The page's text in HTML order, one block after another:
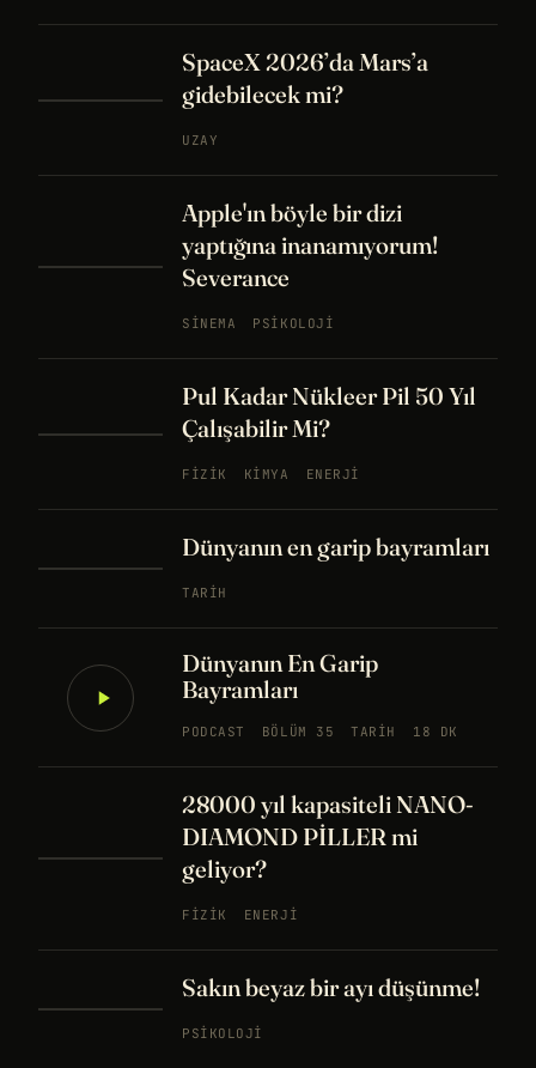
SpaceX 2026’da Mars’a
gidebilecek mi?
UZAY
Apple'ın böyle bir dizi
yaptığına inanamıyorum!
Severance
SINEMA PSIKOLOJI
Pul Kadar Nükleer Pil 50 Yıl
Çalışabilir Mi?
FIZIK KIMYA ENERJI
Dünyanın en garip bayramları
TARIH
Dünyanın En Garip
Bayramları
PODCAST BÖLÜM 35 TARIH 18 DK
28000 yıl kapasiteli NANO-
DIAMOND PİLLER mi
geliyor?
FIZIK ENERJI
Sakın beyaz bir ayı düşünme!
PSIKOLOJI